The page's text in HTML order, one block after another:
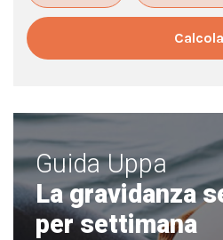
Calcola
Guida Uppa
La gravidanza
per settimana